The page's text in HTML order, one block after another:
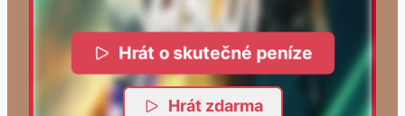
Hrát o skutečné peníze
Hrát zdarma